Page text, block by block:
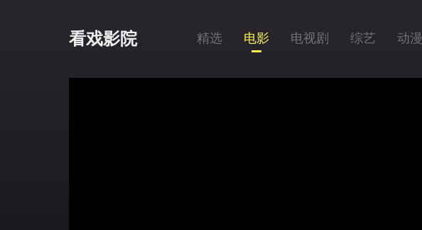
看戏影院 精选 电影 电视剧 综艺 动漫